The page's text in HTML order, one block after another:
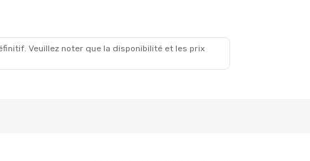
Veuillez noter que la disponibilité et les prix